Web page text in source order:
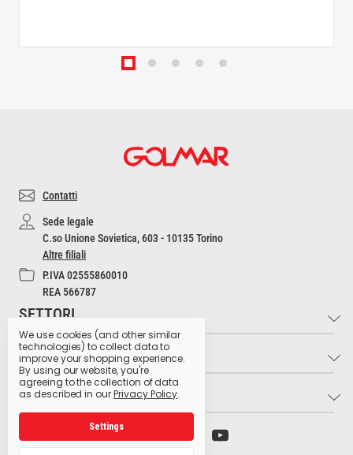
Contatti
Sede legale
C.so Unione Sovietica, 603 - 10135 Torino
Altre filiali
P.IVA 02555860010
REA 566787
SETTORI
Industria e Artigianato
Settore Medico
Settore Estetico
Hospitality
INFO
Contatti
Cultura dell'Igiene
Glossario dei pittogrammi
LINK UTILI
Archivio preparati pericolosi
We use cookies (and other similar
technologies) to collect data to
improve your shopping experience.
By using our website, you're
agreeing to the collection of data
as described in ourPrivacy Policy.
Settings